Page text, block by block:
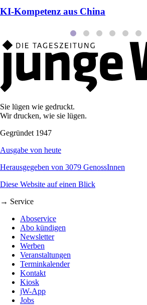
KI-Kompetenz aus China
Sie lügen wie gedruckt.
Wir drucken, wie sie lügen.
Gegründet 1947
Ausgabe von heute
Herausgegeben von 3079 GenossInnen
Diese Website auf einen Blick
→ Service
Aboservice
Abo kündigen
Newsletter
Werben
Veranstaltungen
Terminkalender
Kontakt
Kiosk
jW-App
Jobs